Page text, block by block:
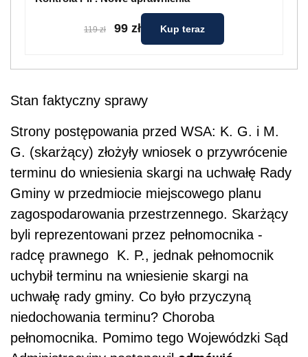
119 zł 99 zł Kup teraz
Stan faktyczny sprawy
Strony postępowania przed WSA: K. G. i M.
G. (skarżący) złożyły wniosek o przywrócenie
terminu do wniesienia skargi na uchwałę Rady
Gminy w przedmiocie miejscowego planu
zagospodarowania przestrzennego. Skarżący
byli reprezentowani przez pełnomocnika -
radcę prawnego K. P., jednak pełnomocnik
uchybił terminu na wniesienie skargi na
uchwałę rady gminy. Co było przyczyną
niedochowania terminu? Choroba
pełnomocnika. Pomimo tego Wojewódzki Sąd